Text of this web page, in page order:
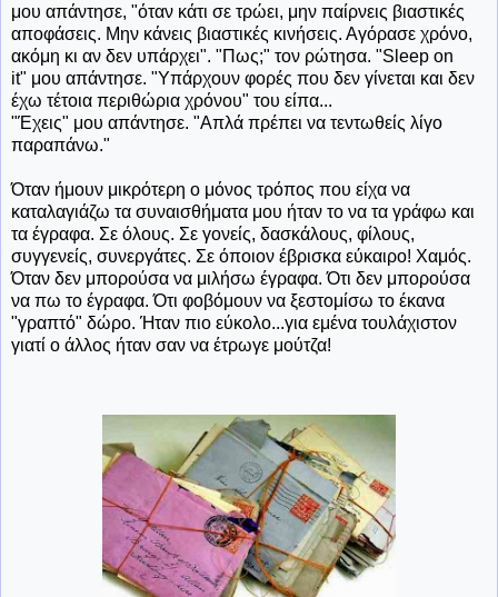
μου απάντησε, "όταν κάτι σε τρώει, μην παίρνεις βιαστικές
αποφάσεις. Μην κάνεις βιαστικές κινήσεις. Αγόρασε χρόνο,
ακόμη κι αν δεν υπάρχει". "Πως;" τον ρώτησα. "Sleep on
it" μου απάντησε. "Υπάρχουν φορές που δεν γίνεται και δεν
έχω τέτοια περιθώρια χρόνου" του είπα...
"Έχεις" μου απάντησε. "Απλά πρέπει να τεντωθείς λίγο
παραπάνω."
Όταν ήμουν μικρότερη ο μόνος τρόπος που είχα να
καταλαγιάζω τα συναισθήματα μου ήταν το να τα γράφω και
τα έγραφα. Σε όλους. Σε γονείς, δασκάλους, φίλους,
συγγενείς, συνεργάτες. Σε όποιον έβρισκα εύκαιρο! Χαμός.
Όταν δεν μπορούσα να μιλήσω έγραφα. Ότι δεν μπορούσα
να πω το έγραφα. Ότι φοβόμουν να ξεστομίσω το έκανα
"γραπτό" δώρο. Ήταν πιο εύκολο...για εμένα τουλάχιστον
γιατί ο άλλος ήταν σαν να έτρωγε μούτζα!